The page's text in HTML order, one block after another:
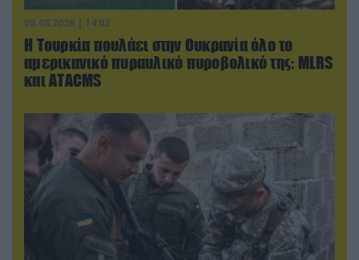
08.08.2026 | 14:02
Η Τουρκία πουλάει στην Ουκρανία όλο το
αμερικανικό πυραυλικό πυροβολικό της: MLRS
και ΑΤΑCMS